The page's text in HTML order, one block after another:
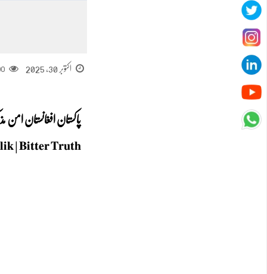
اکتوبر 30, 2025
پاکستان افغانستان
| 𝐁𝐢𝐭𝐭𝐞𝐫 𝐓𝐫𝐮𝐭𝐡